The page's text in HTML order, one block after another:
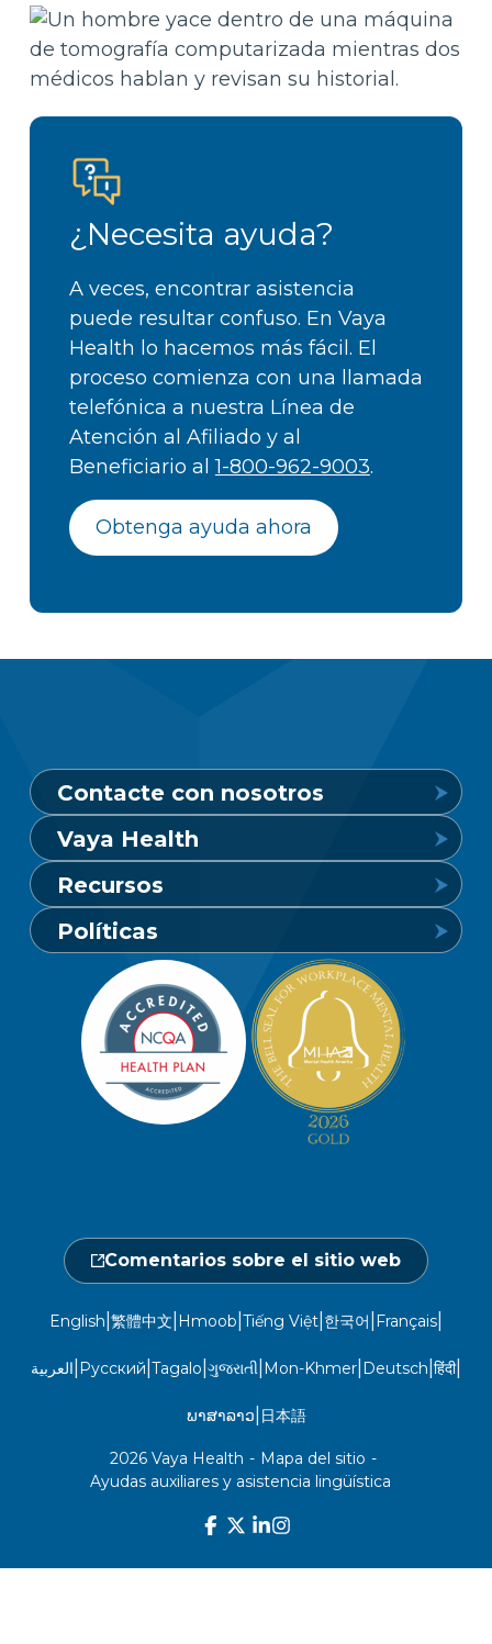
¿Necesita ayuda?
A veces, encontrar asistencia
puede resultar confuso. En Vaya
Health lo hacemos más fácil. El
proceso comienza con una llamada
telefónica a nuestra Línea de
Atención al Afiliado y al
Beneficiario al1-800-962-9003.
Obtenga ayuda ahora
Contacte con nosotros
Línea de crisis de salud mental
24 horas al día, 7 días a la semana
1-800-849-6127
Línea de atención a socios y
beneficiarios
Abierto de lunes a sábado, de 7.00 a
18.00 h.
24 horas al día, 7 días a la semana
Vaya Health
Conozca Vaya
Carreras profesionales
Redacción
Ubicaciones
Calendario de actos
Recursos
Buscar un proveedor
Portal de miembros
Hágase un chequeo médico
Central de proveedores
Políticas
Política de privacidad de los miembros
Política de privacidad del sitio web
No discriminación
Comentarios sobre el sitio web
English 繁體中文 Hmoob Tiếng Việt 한국어 Français
العربية Русский Tagalo ગુજરાતી Mon-Khmer Deutsch हिंदी|
ພາສາລາວ 日本語
2026 Vaya Health - Mapa del sitio -
Ayudas auxiliares y asistencia lingüística